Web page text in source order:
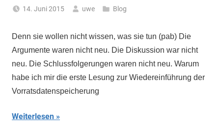
14. Juni 2015 uwe Blog
Denn sie wollen nicht wissen, was sie tun (pab) Die
Argumente waren nicht neu. Die Diskussion war nicht
neu. Die Schlussfolgerungen waren nicht neu. Warum
habe ich mir die erste Lesung zur Wiedereinführung der
Vorratsdatenspeicherung
Weiterlesen